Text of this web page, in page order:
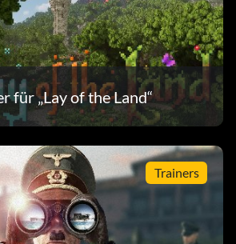
für „Lay of the Land“
Trainers